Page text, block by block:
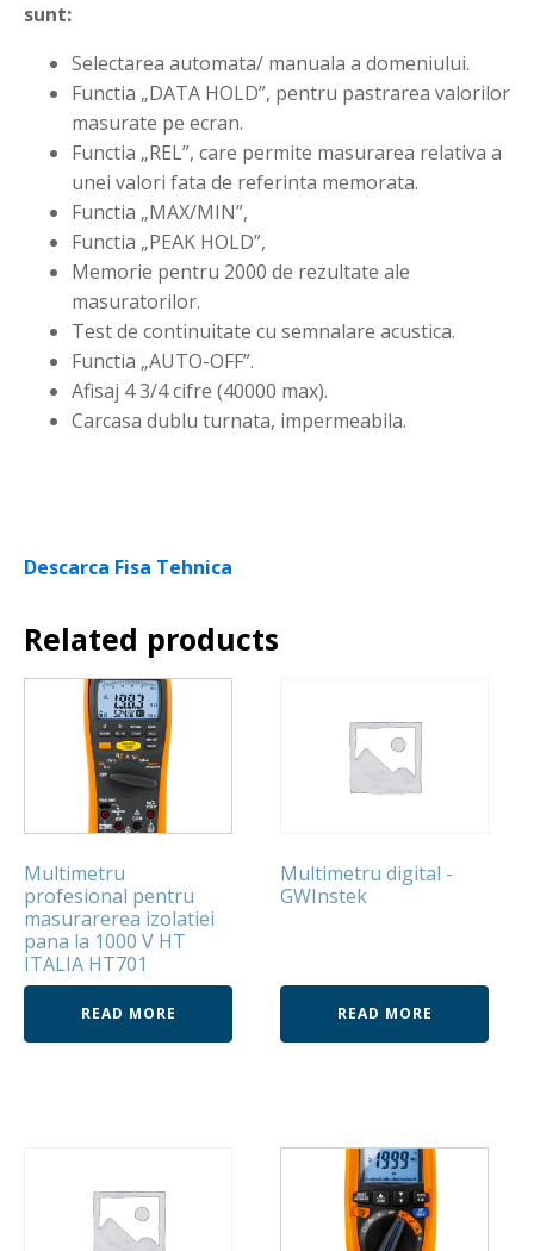
sunt:
Selectarea automata/ manuala a domeniului.
Functia „DATA HOLD”, pentru pastrarea valorilor
masurate pe ecran.
Functia „REL”, care permite masurarea relativa a
unei valori fata de referinta memorata.
Functia „MAX/MIN”,
Functia „PEAK HOLD”,
Memorie pentru 2000 de rezultate ale
masuratorilor.
Test de continuitate cu semnalare acustica.
Functia „AUTO-OFF”.
Afisaj 4 3/4 cifre (40000 max).
Carcasa dublu turnata, impermeabila.
Descarca Fisa Tehnica
Related products
Multimetru
profesional pentru
masurarerea izolatiei
pana la 1000 V HT
ITALIA HT701
READ MORE
Multimetru digital -
GWInstek
READ MORE